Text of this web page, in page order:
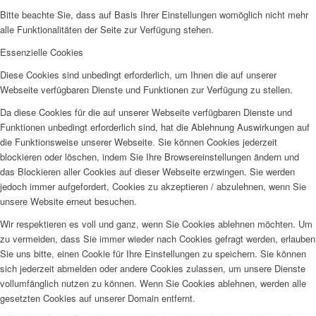
Bitte beachte Sie, dass auf Basis Ihrer Einstellungen womöglich nicht mehr
alle Funktionalitäten der Seite zur Verfügung stehen.
Essenzielle Cookies
Diese Cookies sind unbedingt erforderlich, um Ihnen die auf unserer
Webseite verfügbaren Dienste und Funktionen zur Verfügung zu stellen.
Da diese Cookies für die auf unserer Webseite verfügbaren Dienste und
Funktionen unbedingt erforderlich sind, hat die Ablehnung Auswirkungen auf
die Funktionsweise unserer Webseite. Sie können Cookies jederzeit
blockieren oder löschen, indem Sie Ihre Browsereinstellungen ändern und
das Blockieren aller Cookies auf dieser Webseite erzwingen. Sie werden
jedoch immer aufgefordert, Cookies zu akzeptieren / abzulehnen, wenn Sie
unsere Website erneut besuchen.
Wir respektieren es voll und ganz, wenn Sie Cookies ablehnen möchten. Um
zu vermeiden, dass Sie immer wieder nach Cookies gefragt werden, erlauben
Sie uns bitte, einen Cookie für Ihre Einstellungen zu speichern. Sie können
sich jederzeit abmelden oder andere Cookies zulassen, um unsere Dienste
vollumfänglich nutzen zu können. Wenn Sie Cookies ablehnen, werden alle
gesetzten Cookies auf unserer Domain entfernt.